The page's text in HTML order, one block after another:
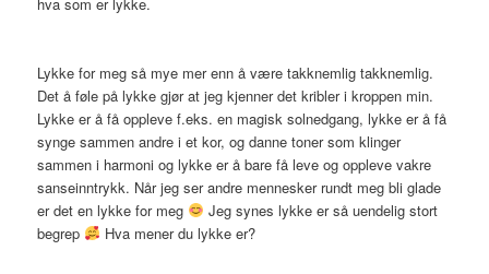
Lykke for meg så mye mer enn å være takknemlig takknemlig.
Det å føle på lykke gjør at jeg kjenner det kribler i kroppen min.
Lykke er å få oppleve f.eks. en magisk solnedgang, lykke er å få
synge sammen andre i et kor, og danne toner som klinger
sammen i harmoni og lykke er å bare få leve og oppleve vakre
sanseinntrykk. Når jeg ser andre mennesker rundt meg bli glade
er det en lykke for meg
Jeg synes lykke er så uendelig stort
begrep
Hva mener du lykke er?